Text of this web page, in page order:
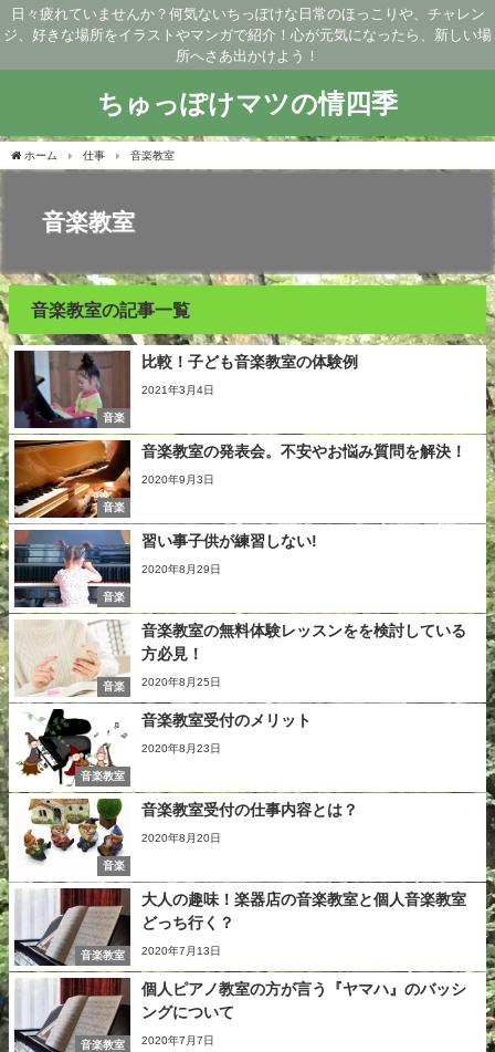
日々疲れていませんか？何気ないちっぽけな日常のほっこりや、チャレン
ジ、好きな場所をイラストやマンガで紹介！心が元気になったら、新しい場
所へさあ出かけよう！
ちゅっぽけマツの情四季
ホーム 仕事 音楽教室
音楽教室
音楽教室の記事一覧
音楽
比較！子ども音楽教室の体験例
2021年3月4日
音楽
音楽教室の発表会。不安やお悩み質問を解決！
2020年9月3日
音楽
習い事子供が練習しない!
2020年8月29日
音楽
音楽教室の無料体験レッスンをを検討している
方必見！
2020年8月25日
音楽教室
音楽教室受付のメリット
2020年8月23日
音楽
音楽教室受付の仕事内容とは？
2020年8月20日
音楽教室
大人の趣味！楽器店の音楽教室と個人音楽教室
どっち行く？
2020年7月13日
音楽教室
個人ピアノ教室の方が言う『ヤマハ』のバッシ
ングについて
2020年7月7日